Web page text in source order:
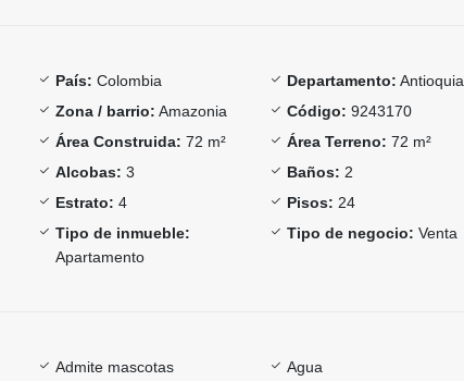
País: Colombia Departamento: Antioquia
Zona / barrio: Amazonia Código: 9243170
Área Construida: 72 m² Área Terreno: 72 m²
Alcobas: 3 Baños: 2
Estrato: 4 Pisos: 24
Tipo de inmueble:
Apartamento
Tipo de negocio: Venta
Admite mascotas Agua